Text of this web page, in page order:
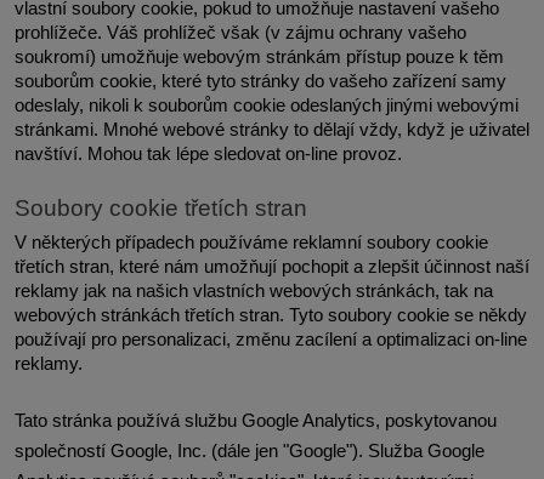
vlastní soubory cookie, pokud to umožňuje nastavení vašeho
prohlížeče. Váš prohlížeč však (v zájmu ochrany vašeho
soukromí) umožňuje webovým stránkám přístup pouze k těm
souborům cookie, které tyto stránky do vašeho zařízení samy
odeslaly, nikoli k souborům cookie odeslaných jinými webovými
stránkami. Mnohé webové stránky to dělají vždy, když je uživatel
navštíví. Mohou tak lépe sledovat on-line provoz.
Soubory cookie třetích stran
V některých případech používáme reklamní soubory cookie
třetích stran, které nám umožňují pochopit a zlepšit účinnost naší
reklamy jak na našich vlastních webových stránkách, tak na
webových stránkách třetích stran. Tyto soubory cookie se někdy
používají pro personalizaci, změnu zacílení a optimalizaci on-line
reklamy.
Tato stránka používá službu Google Analytics, poskytovanou
společností Google, Inc. (dále jen "Google"). Služba Google